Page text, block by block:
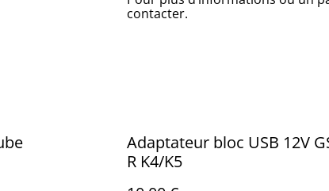
contacter.
Adaptateur bloc USB 12V
R K4/K5